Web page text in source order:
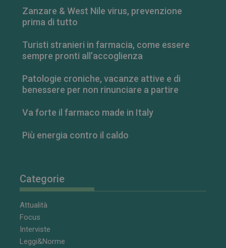
Zanzare & West Nile virus, prevenzione
prima di tutto
Turisti stranieri in farmacia, come essere
sempre pronti all’accoglienza
Patologie croniche, vacanze attive e di
benessere per non rinunciare a partire
Va forte il farmaco made in Italy
Più energia contro il caldo
Categorie
Attualità
Focus
Interviste
Leggi&Norme
_ga_RV9MB13F2Q .farmamese.it
_ga